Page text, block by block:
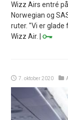
Wizz Airs entré
Norwegian og
ruter. "Vi er
Wizz Air. |
7. oktober 2020